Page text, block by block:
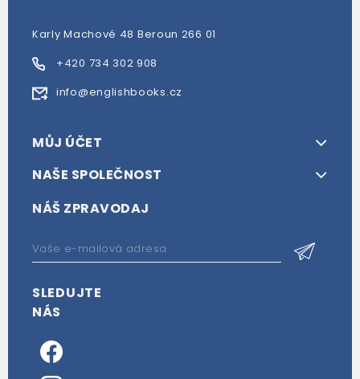
Karly Machové 48 Beroun 266 01
+420 734 302 908
info@englishbooks.cz
MŮJ ÚČET
NAŠE SPOLEČNOST
NÁŠ ZPRAVODAJ
SLEDUJTE
NÁS